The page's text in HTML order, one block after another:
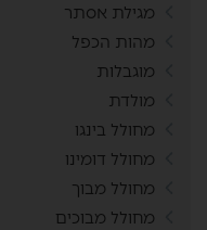
מגילת אסתר
מהות הכפל
מוגבלות
מולדת
מחולל בינגו
מחולל דומינו
מחולל מבוך
מחולל מבוכים